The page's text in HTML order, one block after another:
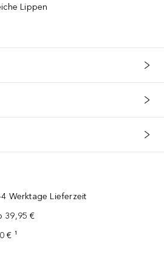
Lippen
Werktage Lieferzeit
39,95 €
€ ¹